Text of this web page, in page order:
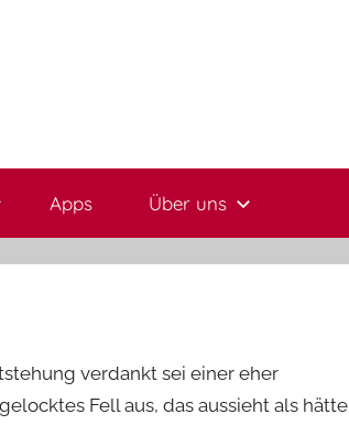
Apps Über uns
verdankt sei einer eher
Fell aus, das aussieht als hätte